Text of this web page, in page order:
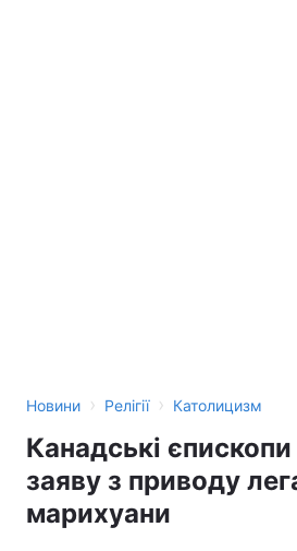
Новини › Релігії › Католицизм
Канадські
заяву з приводу
марихуани